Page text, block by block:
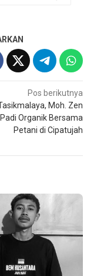
Pos berikutnya
Moh. Zen
Organik Bersama
Petani di Cipatujah